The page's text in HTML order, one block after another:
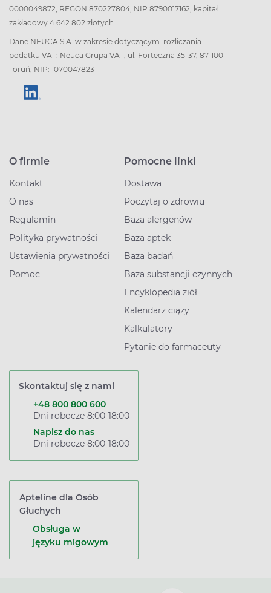
0000049872, REGON 870227804, NIP 8790017162, kapitał
zakładowy 4 642 802 złotych.
Dane NEUCA S.A. w zakresie dotyczącym: rozliczania
podatku VAT: Neuca Grupa VAT, ul. Forteczna 35-37, 87-100
Toruń, NIP: 1070047823
O firmie
Kontakt
O nas
Regulamin
Polityka prywatności
Ustawienia prywatności
Pomoc
Pomocne linki
Dostawa
Poczytaj o zdrowiu
Baza alergenów
Baza aptek
Baza badań
Baza substancji czynnych
Encyklopedia ziół
Kalendarz ciąży
Kalkulatory
Pytanie do farmaceuty
Skontaktuj się z nami
+48 800 800 600
Dni robocze 8:00-18:00
Napisz do nas
Dni robocze 8:00-18:00
Apteline dla Osób
Głuchych
Obsługa w
języku migowym